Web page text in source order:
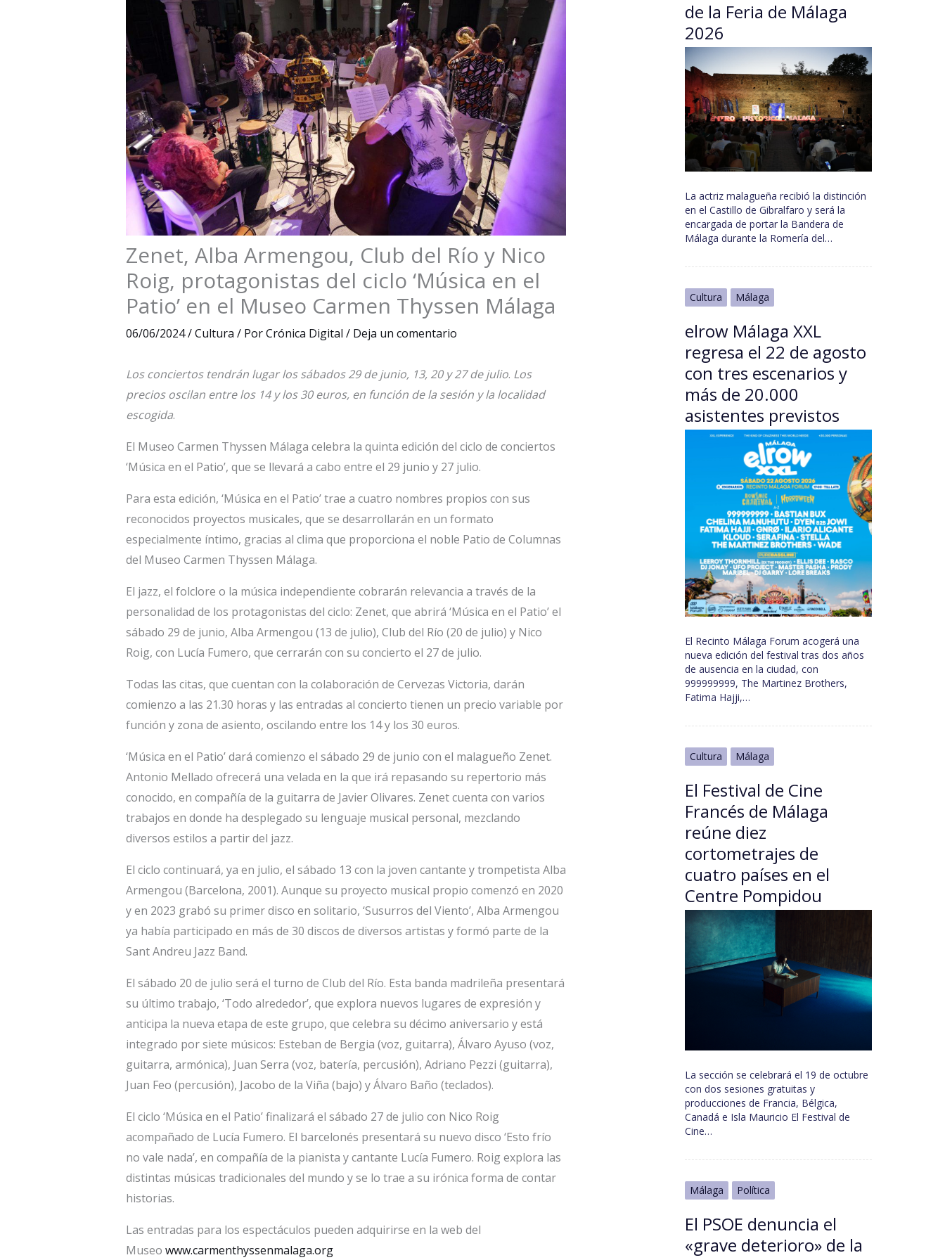
Zenet, Alba Armengou, Club del Río y Nico
Roig, protagonistas del ciclo ‘Música en el
Patio’ en el Museo Carmen Thyssen Málaga
06/06/2024/Cultura / PorCrónica Digital / Deja un comentario
Los conciertos tendrán lugar los sábados 29 de junio, 13, 20 y 27 de julio. Los
precios oscilan entre los 14 y los 30 euros, en función de la sesión y la localidad
escogida.
El Museo Carmen Thyssen Málaga celebra la quinta edición del ciclo de conciertos
‘Música en el Patio’, que se llevará a cabo entre el 29 junio y 27 julio.
Para esta edición, ‘Música en el Patio’ trae a cuatro nombres propios con sus
reconocidos proyectos musicales, que se desarrollarán en un formato
especialmente íntimo, gracias al clima que proporciona el noble Patio de Columnas
del Museo Carmen Thyssen Málaga.
El jazz, el folclore o la música independiente cobrarán relevancia a través de la
personalidad de los protagonistas del ciclo: Zenet, que abrirá ‘Música en el Patio’ el
sábado 29 de junio, Alba Armengou (13 de julio), Club del Río (20 de julio) y Nico
Roig, con Lucía Fumero, que cerrarán con su concierto el 27 de julio.
Todas las citas, que cuentan con la colaboración de Cervezas Victoria, darán
comienzo a las 21.30 horas y las entradas al concierto tienen un precio variable por
función y zona de asiento, oscilando entre los 14 y los 30 euros.
‘Música en el Patio’ dará comienzo el sábado 29 de junio con el malagueño Zenet.
Antonio Mellado ofrecerá una velada en la que irá repasando su repertorio más
conocido, en compañía de la guitarra de Javier Olivares. Zenet cuenta con varios
trabajos en donde ha desplegado su lenguaje musical personal, mezclando
diversos estilos a partir del jazz.
El ciclo continuará, ya en julio, el sábado 13 con la joven cantante y trompetista Alba
Armengou (Barcelona, 2001). Aunque su proyecto musical propio comenzó en 2020
y en 2023 grabó su primer disco en solitario, ‘Susurros del Viento’, Alba Armengou
ya había participado en más de 30 discos de diversos artistas y formó parte de la
Sant Andreu Jazz Band.
El sábado 20 de julio será el turno de Club del Río. Esta banda madrileña presentará
su último trabajo, ‘Todo alrededor’, que explora nuevos lugares de expresión y
anticipa la nueva etapa de este grupo, que celebra su décimo aniversario y está
integrado por siete músicos: Esteban de Bergia (voz, guitarra), Álvaro Ayuso (voz,
guitarra, armónica), Juan Serra (voz, batería, percusión), Adriano Pezzi (guitarra),
Juan Feo (percusión), Jacobo de la Viña (bajo) y Álvaro Baño (teclados).
El ciclo ‘Música en el Patio’ finalizará el sábado 27 de julio con Nico Roig
acompañado de Lucía Fumero. El barcelonés presentará su nuevo disco ‘Esto frío
no vale nada’, en compañía de la pianista y cantante Lucía Fumero. Roig explora las
distintas músicas tradicionales del mundo y se lo trae a su irónica forma de contar
historias.
Las entradas para los espectáculos pueden adquirirse en la web del
Museo www.carmenthyssenmalaga.org
de la Feria de Málaga
2026
La actriz malagueña recibió la distinción
en el Castillo de Gibralfaro y será la
encargada de portar la Bandera de
Málaga durante la Romería del…
Cultura Málaga
elrow Málaga XXL
regresa el 22 de agosto
con tres escenarios y
más de 20.000
asistentes previstos
El Recinto Málaga Forum acogerá una
nueva edición del festival tras dos años
de ausencia en la ciudad, con
999999999, The Martinez Brothers,
Fatima Hajji,…
Cultura Málaga
El Festival de Cine
Francés de Málaga
reúne diez
cortometrajes de
cuatro países en el
Centre Pompidou
La sección se celebrará el 19 de octubre
con dos sesiones gratuitas y
producciones de Francia, Bélgica,
Canadá e Isla Mauricio El Festival de
Cine…
Málaga Política
El PSOE denuncia el
«grave deterioro» de la